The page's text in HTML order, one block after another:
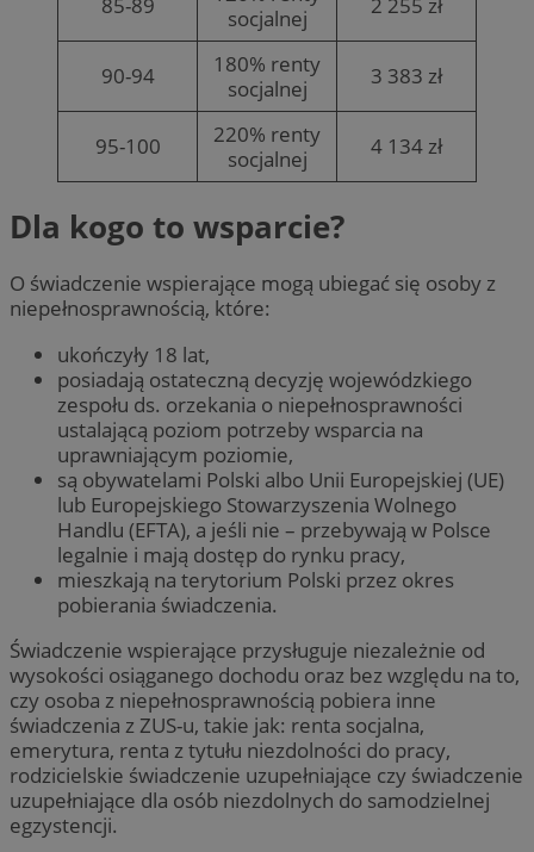
socjalnej
90-94
180% renty
socjalnej
3 383 zł
95-100
220% renty
socjalnej
4 134 zł
Dla kogo to wsparcie?
O świadczenie wspierające mogą ubiegać się osoby z
niepełnosprawnością, które:
ukończyły 18 lat,
posiadają ostateczną decyzję wojewódzkiego
zespołu ds. orzekania o niepełnosprawności
ustalającą poziom potrzeby wsparcia na
uprawniającym poziomie,
są obywatelami Polski albo Unii Europejskiej (UE)
lub Europejskiego Stowarzyszenia Wolnego
Handlu (EFTA), a jeśli nie – przebywają w Polsce
legalnie i mają dostęp do rynku pracy,
mieszkają na terytorium Polski przez okres
pobierania świadczenia.
Świadczenie wspierające przysługuje niezależnie od
wysokości osiąganego dochodu oraz bez względu na to,
czy osoba z niepełnosprawnością pobiera inne
świadczenia z ZUS-u, takie jak: renta socjalna,
emerytura, renta z tytułu niezdolności do pracy,
rodzicielskie świadczenie uzupełniające czy świadczenie
uzupełniające dla osób niezdolnych do samodzielnej
egzystencji.